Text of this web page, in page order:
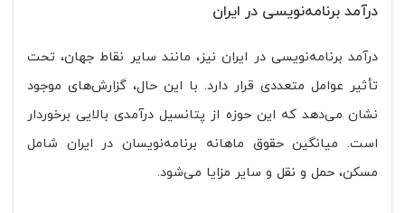
درآمد برنامه‌نویسی در ایران
درآمد برنامه‌نویسی در ایران نیز، مانند سایر نقاط جهان، تحت
تأثیر عوامل متعددی قرار دارد. با این حال، گزارش‌های موجود
نشان می‌دهد که این حوزه از پتانسیل درآمدی بالایی برخوردار
است. میانگین حقوق ماهانه برنامه‌نویسان در ایران شامل
مسکن، حمل و نقل و سایر مزایا می‌شود.